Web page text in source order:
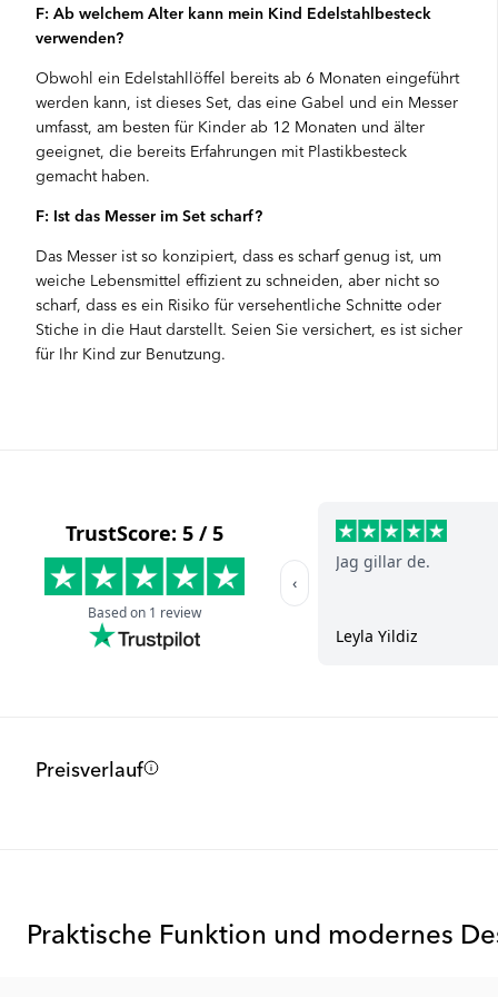
F: Ab welchem Alter kann mein Kind Edelstahlbesteck
verwenden?
Obwohl ein Edelstahllöffel bereits ab 6 Monaten eingeführt
werden kann, ist dieses Set, das eine Gabel und ein Messer
umfasst, am besten für Kinder ab 12 Monaten und älter
geeignet, die bereits Erfahrungen mit Plastikbesteck
gemacht haben.
F: Ist das Messer im Set scharf?
Das Messer ist so konzipiert, dass es scharf genug ist, um
weiche Lebensmittel effizient zu schneiden, aber nicht so
scharf, dass es ein Risiko für versehentliche Schnitte oder
Stiche in die Haut darstellt. Seien Sie versichert, es ist sicher
für Ihr Kind zur Benutzung.
Preisverlauf
Praktische Funktion und modernes